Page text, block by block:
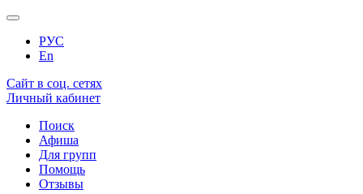
РУС
En
Сайт в соц. сетях
Личный кабинет
Поиск
Афиша
Для групп
Помощь
Отзывы